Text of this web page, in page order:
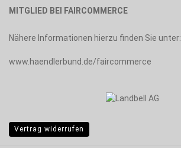
MITGLIED BEI FAIRCOMMERCE
Nähere Informationen hierzu finden Sie unter:
www.haendlerbund.de/faircommerce
Vertrag widerrufen